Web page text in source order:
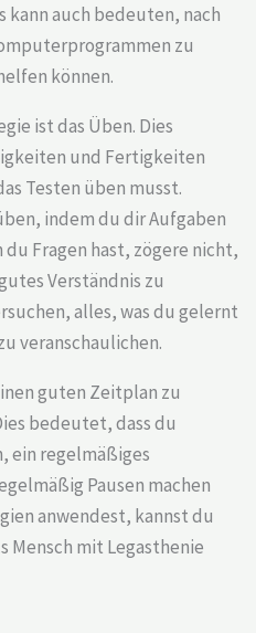
kann auch bedeuten, nach
zu
können.
ist das Üben. Dies
und Fertigkeiten
Testen üben musst.
indem du dir Aufgaben
Fragen hast, zögere nicht,
Verständnis zu
alles, was du gelernt
veranschaulichen.
guten Zeitplan zu
bedeutet, dass du
ein regelmäßiges
Pausen machen
anwendest, kannst du
Mensch mit Legasthenie